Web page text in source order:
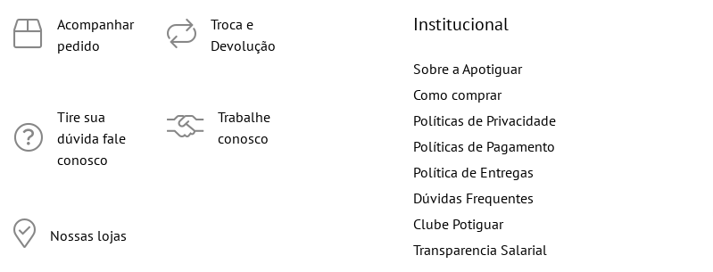
Acompanhar
pedido
Tire sua
dúvida fale
conosco
Nossas lojas
Troca e
Devolução
Trabalhe
conosco
Institucional
Sobre a Apotiguar
Como comprar
Políticas de Privacidade
Políticas de Pagamento
Política de Entregas
Dúvidas Frequentes
Clube Potiguar
Transparencia Salarial